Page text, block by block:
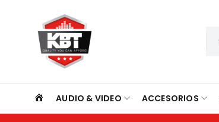
INICIO
AUDIO & VIDEO ACCESORIOS